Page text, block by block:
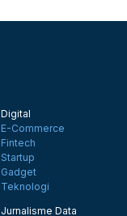
Digital
E-Commerce
Fintech
Startup
Gadget
Teknologi
Jurnalisme Data